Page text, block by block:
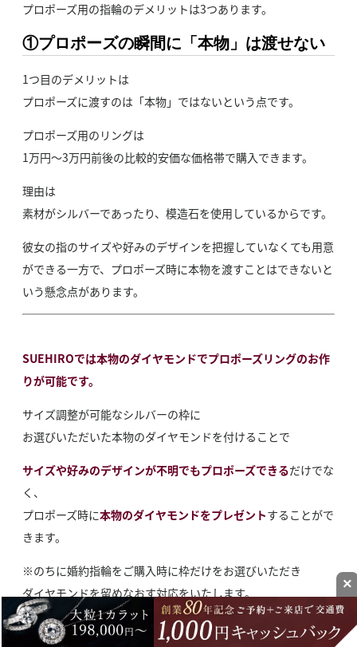
×
プロポーズ用の指輪のデメリットは3つあります。
①プロポーズの瞬間に「本物」は渡せない
1つ目のデメリットは
プロポーズに渡すのは「本物」ではないという点です。
プロポーズ用のリングは
1万円～3万円前後の比較的安価な価格帯で購入できます。
理由は
素材がシルバーであったり、模造石を使用しているからです。
彼女の指のサイズや好みのデザインを把握していなくても用意
ができる一方で、プロポーズ時に本物を渡すことはできないと
いう懸念点があります。
SUEHIROでは本物のダイヤモンドでプロポーズリングのお作
りが可能です。
サイズ調整が可能なシルバーの枠に
お選びいただいた本物のダイヤモンドを付けることで
サイズや好みのデザインが不明でもプロポーズできるだけでな
く、
プロポーズ時に本物のダイヤモンドをプレゼントすることがで
きます。
※のちに婚約指輪をご購入時に枠だけをお選びいただき
ダイヤモンドを留めなおす対応をいたします。